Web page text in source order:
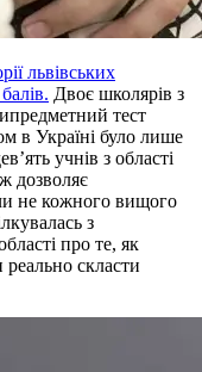
львівських
Двоє школярів з
тест
в Україні було лише
учнів з області
дозволяє
не кожного вищого
з
про те, як
скласти